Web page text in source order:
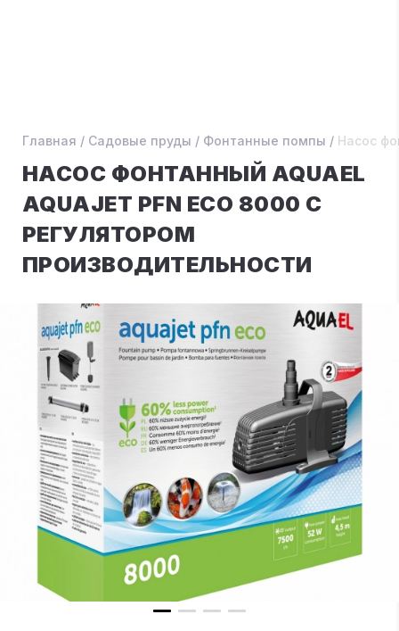
Главная / Садовые пруды / Фонтанные помпы / Насос
НАСОС ФОНТАННЫЙ AQUAEL
AQUAJET PFN ECO 8000 С
РЕГУЛЯТОРОМ
ПРОИЗВОДИТЕЛЬНОСТИ